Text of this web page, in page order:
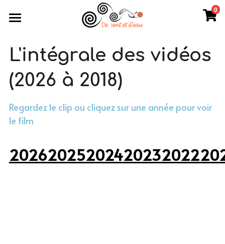
0
Souvenirs...
Les vidéos
L'édition 2026
L'édition 2024
Records
Achat en ligne
Contact
L'intégrale des vidéos
(2026 à 2018)
Regardez le clip ou cliquez sur une année pour voir
le film
20262025202420232022
×
LES CATÉGORIES DE LA BOUTIQUE
Toutes les catégories